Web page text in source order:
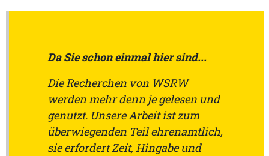
Da Sie schon einmal hier sind...
Die Recherchen von WSRW
werden mehr denn je gelesen und
genutzt. Unsere Arbeit ist zum
überwiegenden Teil ehrenamtlich,
sie erfordert Zeit, Hingabe und